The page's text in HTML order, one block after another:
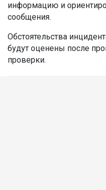
информацию и
сообщения.
Обстоятельства
будут оценены после
проверки.